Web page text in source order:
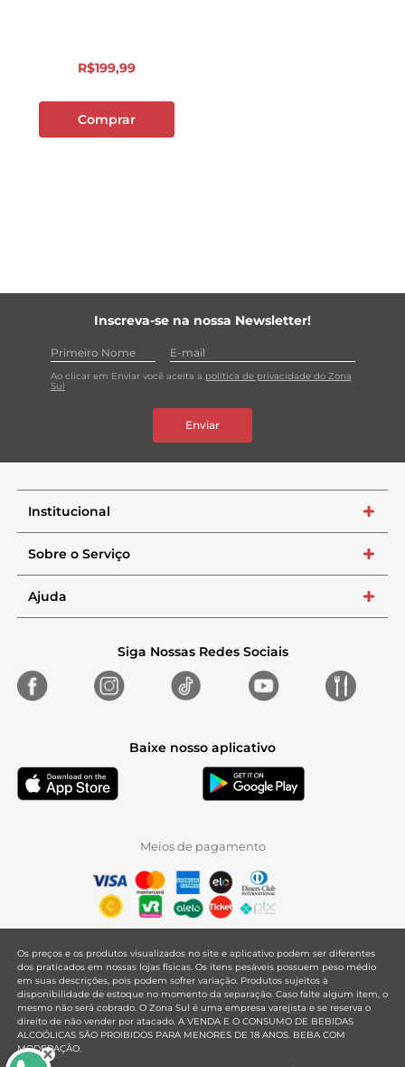
R$199,99
Comprar
Inscreva-se na nossa Newsletter!
Ao clicar em Enviar você aceita a política de privacidade do Zona
Sul
Enviar
Institucional +
Sobre o Serviço +
Ajuda +
Siga Nossas Redes Sociais
Baixe nosso aplicativo
Meios de pagamento
Os preços e os produtos visualizados no site e aplicativo podem ser diferentes
dos praticados em nossas lojas físicas. Os itens pesáveis possuem peso médio
em suas descrições, pois podem sofrer variação. Produtos sujeitos à
disponibilidade de estoque no momento da separação. Caso falte algum item, o
mesmo não será cobrado. O Zona Sul é uma empresa varejista e se reserva o
direito de não vender por atacado. A VENDA E O CONSUMO DE BEBIDAS
ALCOÓLICAS SÃO PROIBIDOS PARA MENORES DE 18 ANOS. BEBA COM
MODERAÇÃO.